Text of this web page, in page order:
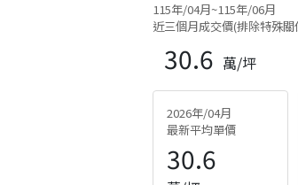
115年/04月~115年/06月
近三個月成交價(排除特殊關
30.6 萬/坪
2026年/04月
最新平均單價
30.6